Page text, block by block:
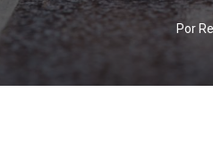
Por